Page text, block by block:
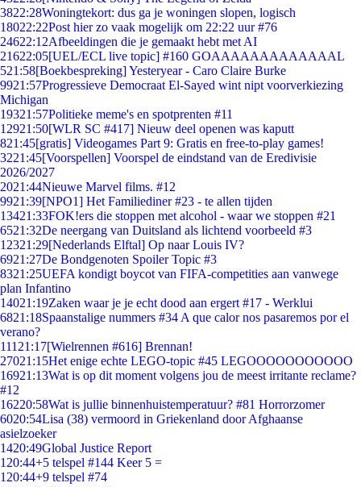
3822:28Woningtekort: dus ga je woningen slopen, logisch
18022:22Post hier zo vaak mogelijk om 22:22 uur #76
24622:12Afbeeldingen die je gemaakt hebt met AI
21622:05[UEL/ECL live topic] #160 GOAAAAAAAAAAAAAL
521:58[Boekbespreking] Yesteryear - Caro Claire Burke
9921:57Progressieve Democraat El-Sayed wint nipt voorverkiezing
Michigan
19321:57Politieke meme's en spotprenten #11
12921:50[WLR SC #417] Nieuw deel openen was kaputt
821:45[gratis] Videogames Part 9: Gratis en free-to-play games!
3221:45[Voorspellen] Voorspel de eindstand van de Eredivisie
2026/2027
2021:44Nieuwe Marvel films. #12
9921:39[NPO1] Het Familiediner #23 - te allen tijden
13421:33FOK!ers die stoppen met alcohol - waar we stoppen #21
6521:32De neergang van Duitsland als lichtend voorbeeld #3
12321:29[Nederlands Elftal] Op naar Louis IV?
6921:27De Bondgenoten Spoiler Topic #3
8321:25UEFA kondigt boycot van FIFA-competities aan vanwege
plan Infantino
14021:19Zaken waar je je echt dood aan ergert #17 - Werklui
6821:18Spaanstalige nummers #34 A que calor nos pasaremos por el
verano?
111 21:17[Wielrennen #616] Brennan!
27021:15Het enige echte LEGO-topic #45 LEGOOOOOOOOOOO
16921:13Wat is op dit moment volgens jou de meest irritante reclame?
#12
16220:58Wat is jullie binnenhuistemperatuur? #81 Horrorzomer
6020:54Lisa (38) vermoord in Griekenland door Afghaanse
asielzoeker
1420:49Global Justice Report
1 20:44+5 telspel #144 Keer 5 =
1 20:44+9 telspel #74